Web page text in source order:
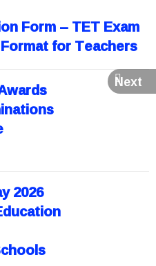
Next
Form – TET Exam
for Teachers
2026